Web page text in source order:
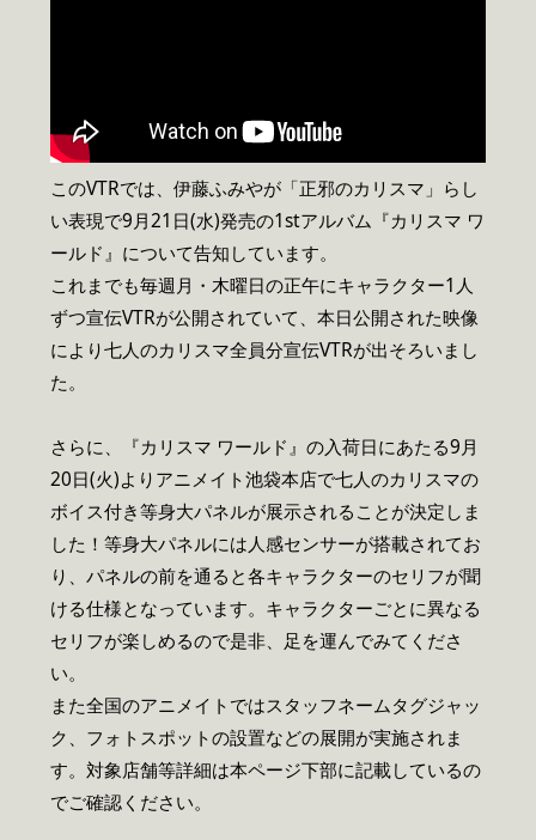
このVTRでは、伊藤ふみやが「正邪のカリスマ」らし
い表現で9月21日(水)発売の1stアルバム『カリスマ ワ
ールド』について告知しています。
これまでも毎週月・木曜日の正午にキャラクター1人
ずつ宣伝VTRが公開されていて、本日公開された映像
により七人のカリスマ全員分宣伝VTRが出そろいまし
た。
さらに、『カリスマ ワールド』の入荷日にあたる9月
20日(火)よりアニメイト池袋本店で七人のカリスマの
ボイス付き等身大パネルが展示されることが決定しま
した！等身大パネルには人感センサーが搭載されてお
り、パネルの前を通ると各キャラクターのセリフが聞
ける仕様となっています。キャラクターごとに異なる
セリフが楽しめるので是非、足を運んでみてくださ
い。
また全国のアニメイトではスタッフネームタグジャッ
ク、フォトスポットの設置などの展開が実施されま
す。対象店舗等詳細は本ページ下部に記載しているの
でご確認ください。